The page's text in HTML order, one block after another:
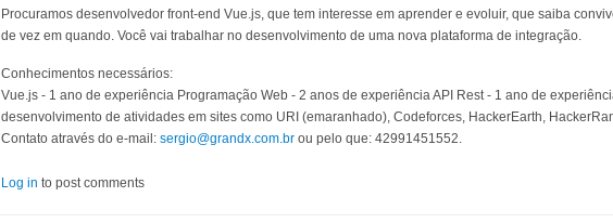
Procuramos desenvolvedor front-end Vue.js, que tem interesse em aprender e evoluir, que saiba
de vez em quando. Você vai trabalhar no desenvolvimento de uma nova plataforma de integração.
Conhecimentos necessários:
Vue.js - 1 ano de experiência Programação Web - 2 anos de experiência API Rest - 1 ano de
desenvolvimento de atividades em sites como URI (emaranhado), Codeforces, HackerEarth,
Contato através do e-mail: sergio@grandx.com.br ou pelo que: 42991451552.
Log in to post comments